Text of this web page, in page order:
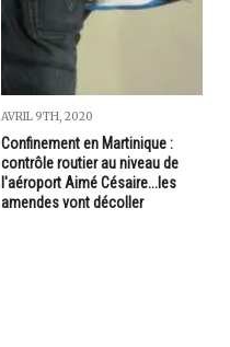
AVRIL 9TH, 2020
Confinement en Martinique :
contrôle routier au niveau de
l'aéroport Aimé Césaire...les
amendes vont décoller